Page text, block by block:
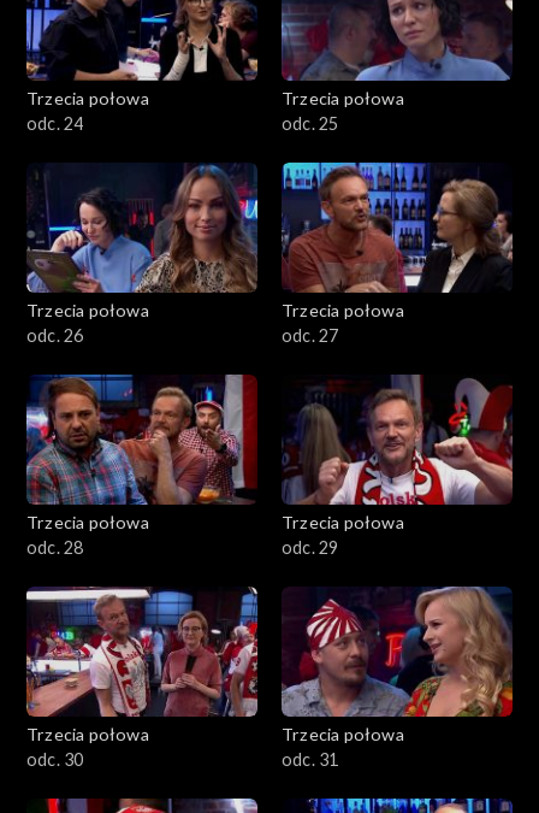
Trzecia połowa
odc. 24
Trzecia połowa
odc. 25
Trzecia połowa
odc. 26
Trzecia połowa
odc. 27
Trzecia połowa
odc. 28
Trzecia połowa
odc. 29
Trzecia połowa
odc. 30
Trzecia połowa
odc. 31